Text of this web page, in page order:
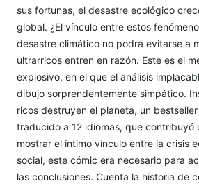
sus fortunas, el desastre ecológico
global. ¿El vínculo entre estos
desastre climático no podrá evitarse a
ultrarricos entren en razón. Este es el
explosivo, en el que el análisis
dibujo sorprendentemente simpático.
ricos destruyen el planeta, un
traducido a 12 idiomas, que contribuyó
mostrar el íntimo vínculo entre la crisis
social, este cómic era necesario para
las conclusiones. Cuenta la historia de